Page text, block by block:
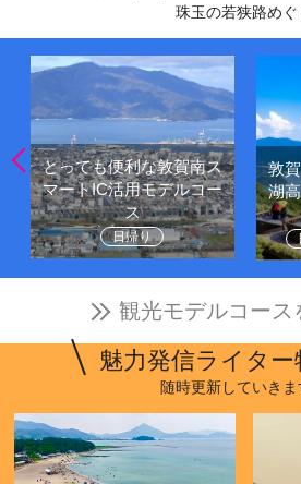
珠玉の若狭路めぐ
とっても便利な敦賀南ス
マートIC活用モデルコー
ス
日帰り
敦
湖
観光モデルコース
魅力発信ライター
随時更新していきま